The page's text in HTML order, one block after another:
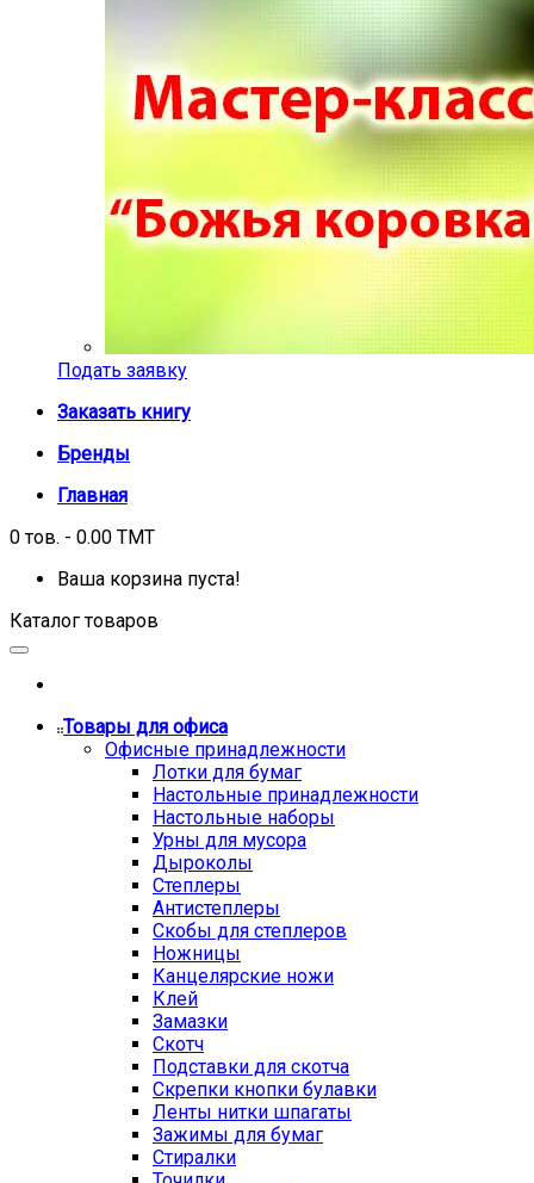
Подать заявку
Заказать книгу
Бренды
Главная
0 тов. - 0.00 TMT
Ваша корзина пуста!
Каталог товаров
Товары для офиса
Офисные принадлежности
Лотки для бумаг
Настольные принадлежности
Настольные наборы
Урны для мусора
Дыроколы
Степлеры
Антистеплеры
Скобы для степлеров
Ножницы
Канцелярские ножи
Клей
Замазки
Скотч
Подставки для скотча
Скрепки кнопки булавки
Ленты нитки шпагаты
Зажимы для бумаг
Стиралки